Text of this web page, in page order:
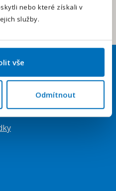
nebo které získali v
služby.
vše
Odmítnout